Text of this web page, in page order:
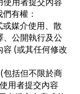
有權：
媒介使用、散
公開執行及公
(或其任何修改
包括但不限於商
用者提交內容